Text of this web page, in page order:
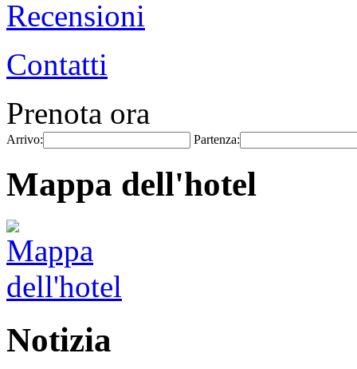
Recensioni
Contatti
Prenota ora
Arrivo: Partenza:
Mappa dell'hotel
Notizia